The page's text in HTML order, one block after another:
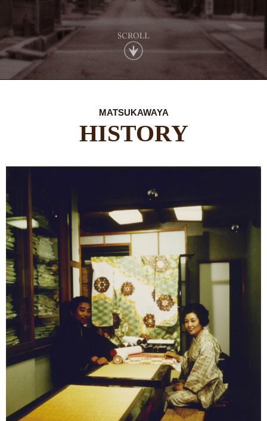
MATSUKAWAYA
HISTORY